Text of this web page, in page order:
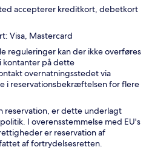
accepterer kreditkort, debetkort
Visa, Mastercard
reguleringer kan der ikke overføres
kontanter på dette
overnatningsstedet via
i reservationsbekræftelsen for flere
reservation, er dette underlagt
I overensstemmelse med EU's
er reservation af
af fortrydelsesretten.